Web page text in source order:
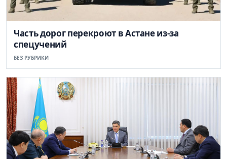
Часть дорог перекроют в Астане из-за
спецучений
БЕЗ РУБРИКИ